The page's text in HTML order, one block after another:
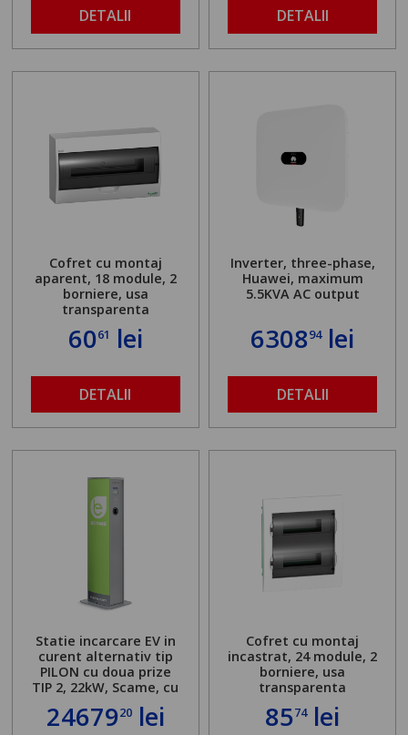
DETALII DETALII
Cofret cu montaj
aparent, 18 module, 2
borniere, usa
transparenta
6061 lei
DETALII
Inverter, three-phase,
Huawei, maximum
5.5KVA AC output
630894lei
DETALII
Statie incarcare EV in
curent alternativ tip
PILON cu doua prize
TIP 2, 22kW, Scame, cu
server local
2467920lei
Cofret cu montaj
incastrat, 24 module, 2
borniere, usa
transparenta
8574lei